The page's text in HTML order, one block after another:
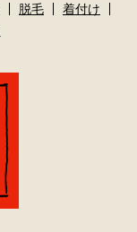
脱毛
着付け